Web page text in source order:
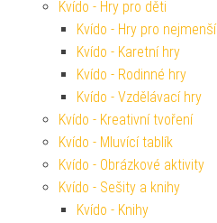
Kvído - Hry pro děti
Kvído - Hry pro nejmenší
Kvído - Karetní hry
Kvído - Rodinné hry
Kvído - Vzdělávací hry
Kvído - Kreativní tvoření
Kvído - Mluvící tablík
Kvído - Obrázkové aktivity
Kvído - Sešity a knihy
Kvído - Knihy